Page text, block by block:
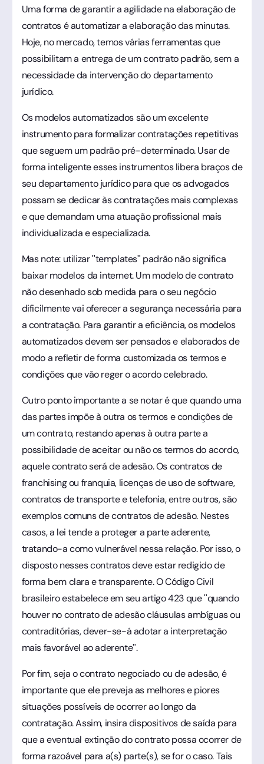
Uma forma de garantir a agilidade na elaboração de
contratos é automatizar a elaboração das minutas.
Hoje, no mercado, temos várias ferramentas que
possibilitam a entrega de um contrato padrão, sem a
necessidade da intervenção do departamento
jurídico.
Os modelos automatizados são um excelente
instrumento para formalizar contratações repetitivas
que seguem um padrão pré-determinado. Usar de
forma inteligente esses instrumentos libera braços de
seu departamento jurídico para que os advogados
possam se dedicar às contratações mais complexas
e que demandam uma atuação profissional mais
individualizada e especializada.
Mas note: utilizar "templates" padrão não significa
baixar modelos da internet. Um modelo de contrato
não desenhado sob medida para o seu negócio
dificilmente vai oferecer a segurança necessária para
a contratação. Para garantir a eficiência, os modelos
automatizados devem ser pensados e elaborados de
modo a refletir de forma customizada os termos e
condições que vão reger o acordo celebrado.
Outro ponto importante a se notar é que quando uma
das partes impõe à outra os termos e condições de
um contrato, restando apenas à outra parte a
possibilidade de aceitar ou não os termos do acordo,
aquele contrato será de adesão. Os contratos de
franchising ou franquia, licenças de uso de software,
contratos de transporte e telefonia, entre outros, são
exemplos comuns de contratos de adesão. Nestes
casos, a lei tende a proteger a parte aderente,
tratando-a como vulnerável nessa relação. Por isso, o
disposto nesses contratos deve estar redigido de
forma bem clara e transparente. O Código Civil
brasileiro estabelece em seu artigo 423 que "quando
houver no contrato de adesão cláusulas ambíguas ou
contraditórias, dever-se-á adotar a interpretação
mais favorável ao aderente".
Por fim, seja o contrato negociado ou de adesão, é
importante que ele preveja as melhores e piores
situações possíveis de ocorrer ao longo da
contratação. Assim, insira dispositivos de saída para
que a eventual extinção do contrato possa ocorrer de
forma razoável para a(s) parte(s), se for o caso. Tais